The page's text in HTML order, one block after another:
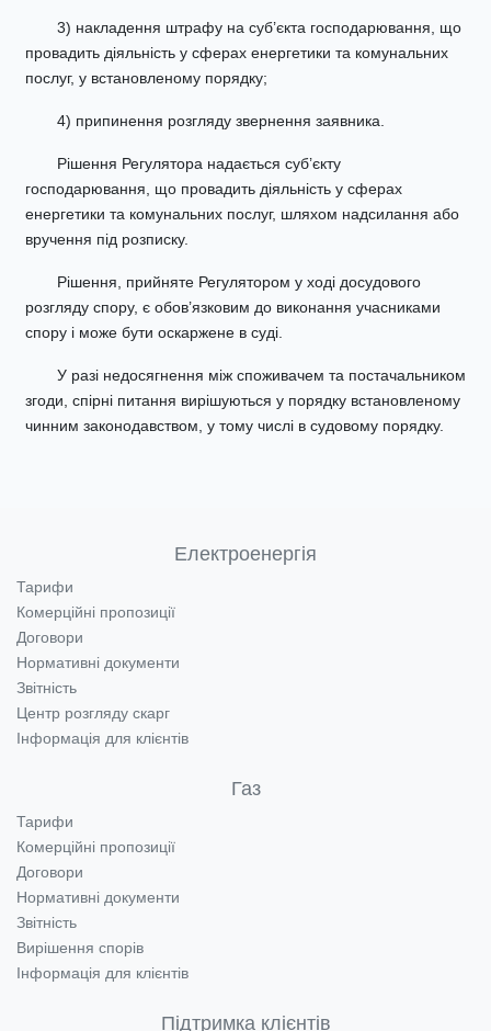
3) накладення штрафу на суб’єкта господарювання, що
провадить діяльність у сферах енергетики та комунальних
послуг, у встановленому порядку;
4) припинення розгляду звернення заявника.
Рішення Регулятора надається суб’єкту
господарювання, що провадить діяльність у сферах
енергетики та комунальних послуг, шляхом надсилання або
вручення під розписку.
Рішення, прийняте Регулятором у ході досудового
розгляду спору, є обов’язковим до виконання учасниками
спору і може бути оскаржене в суді.
У разі недосягнення між споживачем та постачальником
згоди, спірні питання вирішуються у порядку встановленому
чинним законодавством, у тому числі в судовому порядку.
Електроенергія
Тарифи
Комерційні пропозиції
Договори
Нормативні документи
Звітність
Центр розгляду скарг
Інформація для клієнтів
Газ
Тарифи
Комерційні пропозиції
Договори
Нормативні документи
Звітність
Вирішення спорів
Інформація для клієнтів
Підтримка клієнтів